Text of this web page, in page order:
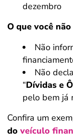
dezembro
O que você
Não
Não
“Dívidas e
pelo bem já
Confira um
do veículo